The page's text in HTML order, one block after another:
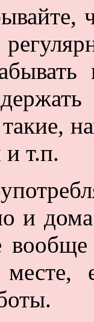
и т.п.
и
месте,